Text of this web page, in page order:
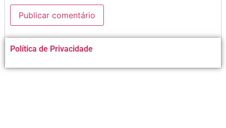
Alternative:
Política de Privacidade